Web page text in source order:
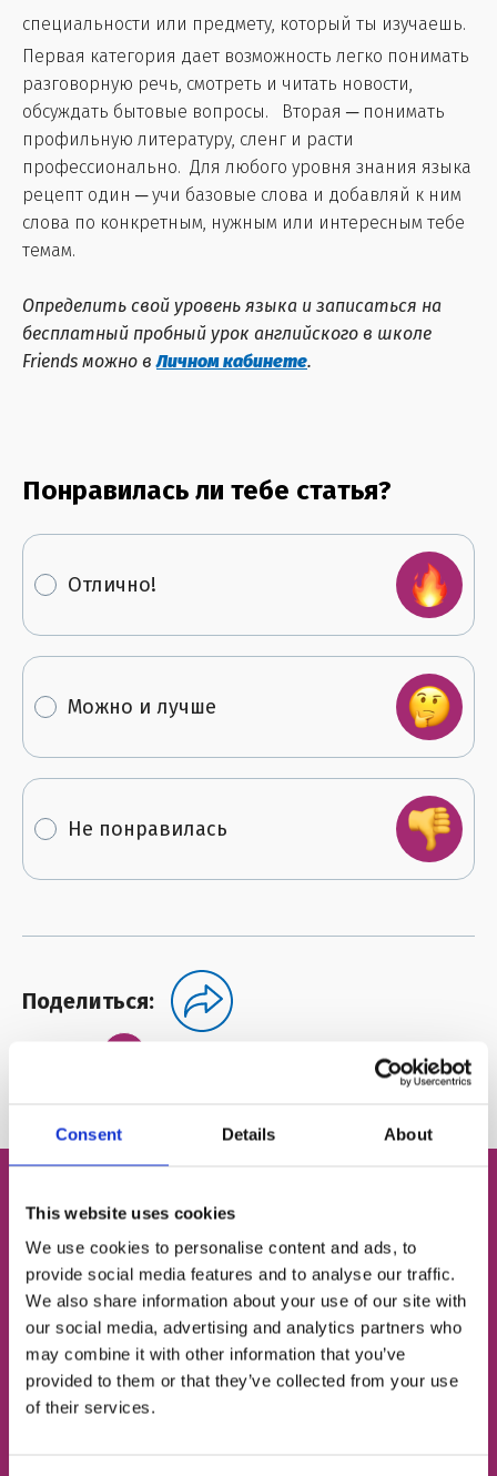
Consent Details About
This website uses cookies
We use cookies to personalise content and ads, to
provide social media features and to analyse our traffic.
We also share information about your use of our site with
our social media, advertising and analytics partners who
may combine it with other information that you’ve
provided to them or that they’ve collected from your use
of their services.
специальности или предмету, который ты изучаешь.
Первая категория дает возможность легко понимать
разговорную речь, смотреть и читать новости,
обсуждать бытовые вопросы. Вторая ─ понимать
профильную литературу, сленг и расти
профессионально. Для любого уровня знания языка
рецепт один ─ учи базовые слова и добавляй к ним
слова по конкретным, нужным или интересным тебе
темам.
Определить свой уровень языка и записаться на
бесплатный пробный урок английского в школе
Friends можно вЛичном кабинете.
Понравилась ли тебе статья?
Отлично!
Можно и лучше
Не понравилась
Поделиться:
Бесплатный пробный
урок английского
Определим твой уровень
Подберём подходящий тип занятий